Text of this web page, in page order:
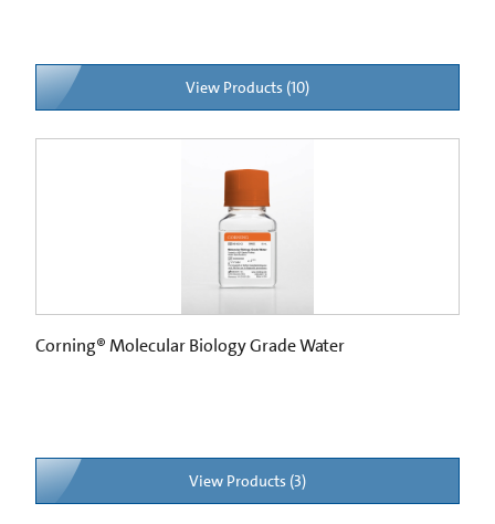
View Products (10)
Corning® Molecular Biology Grade Water
View Products (3)